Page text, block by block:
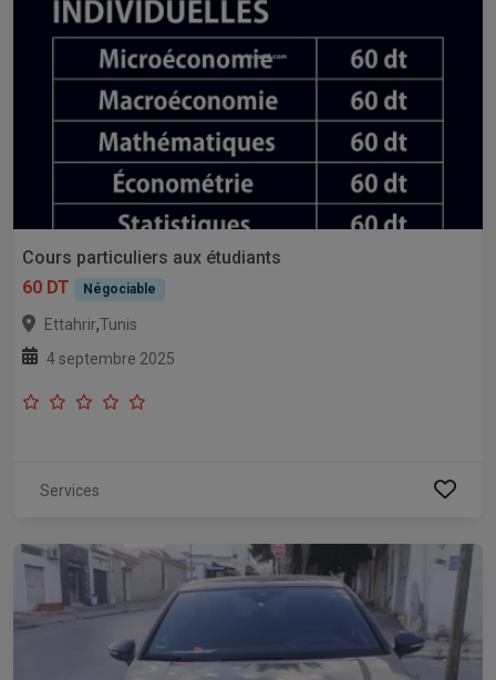
Cours particuliers aux étudiants
60 DT
Négociable
Ettahrir,Tunis
4 septembre 2025
Services